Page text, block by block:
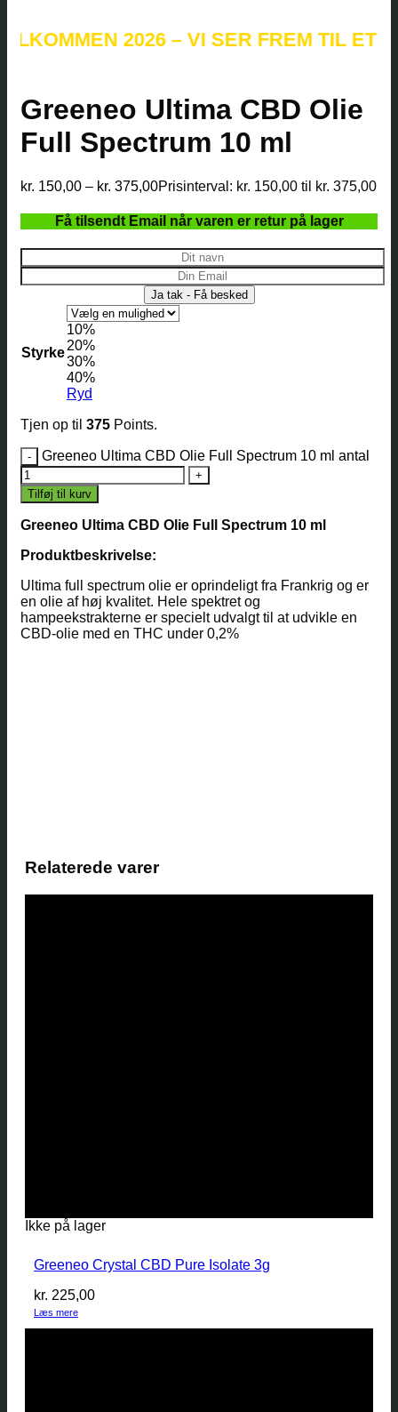
2026 – VI SER FREM TIL ET NYT
Greeneo Ultima CBD Olie
Full Spectrum 10 ml
kr. 150,00 – kr. 375,00Prisinterval: kr. 150,00 til kr. 375,00
Få tilsendt Email når varen er retur på lager
Styrke
10%
20%
30%
40%
Ryd
Tjen op til 375 Points.
Greeneo Ultima CBD Olie Full Spectrum 10 ml antal
Tilføj til kurv
Greeneo Ultima CBD Olie Full Spectrum 10 ml
Produktbeskrivelse:
Ultima full spectrum olie er oprindeligt fra Frankrig og er
en olie af høj kvalitet. Hele spektret og
hampeekstrakterne er specielt udvalgt til at udvikle en
CBD-olie med en THC under 0,2%
Relaterede varer
Ikke på lager
Greeneo Crystal CBD Pure Isolate 3g
kr. 225,00
Læs mere